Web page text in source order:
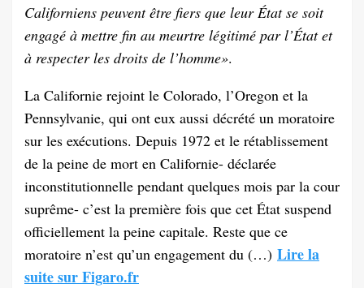
Californiens peuvent être fiers que leur État se soit
engagé à mettre fin au meurtre légitimé par l’État et
à respecter les droits de l’homme».
La Californie rejoint le Colorado, l’Oregon et la
Pennsylvanie, qui ont eux aussi décrété un moratoire
sur les exécutions. Depuis 1972 et le rétablissement
de la peine de mort en Californie- déclarée
inconstitutionnelle pendant quelques mois par la cour
suprême- c’est la première fois que cet État suspend
officiellement la peine capitale. Reste que ce
moratoire n’est qu’un engagement du (…) Lire la
suite sur Figaro.fr